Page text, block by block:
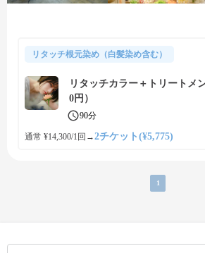
リタッチ根元染め（白髪染め含む）
リタッチカラー＋トリートメ
0円）
90分
通常 ¥14,300/1回 →2チケット(¥5,775)
1